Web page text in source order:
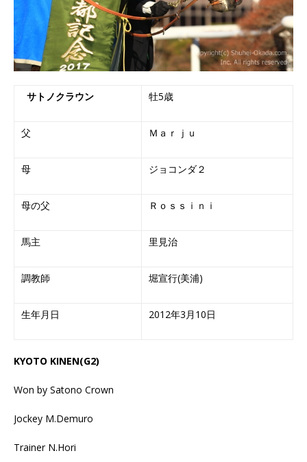
サトノクラウン 牡5歳
父 Ｍａｒｊｕ
母 ジョコンダ２
母の父 Ｒｏｓｓｉｎｉ
馬主 里見治
調教師 堀宣行(美浦)
生年月日 2012年3月10日
KYOTO KINEN(G2)
Won by Satono Crown
Jockey M.Demuro
Trainer N.Hori